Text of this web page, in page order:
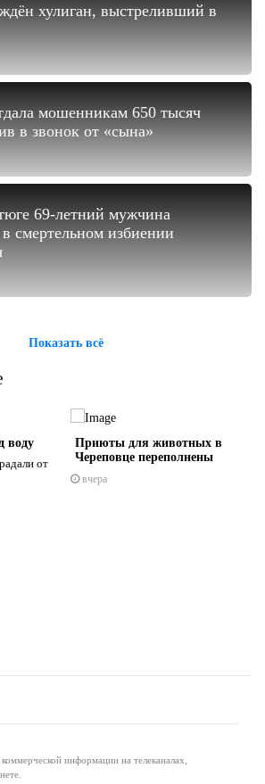
хулиган, выстреливший в
мошенникам 650 тысяч
в звонок от «сына»
69-летний мужчина
в смертельном избиении
Показать всё
воду
от
Приюты для животных в
Череповце переполнены
вчера
информации на телеканалах,